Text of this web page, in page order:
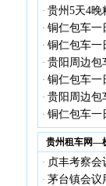
· 贵州5天4晚
· 铜仁包车一
· 铜仁包车一
· 贵阳周边包
· 铜仁包车一
· 贵阳周边包
· 铜仁包车一
贵州租车网—
· 贞丰考察会
· 茅台镇会议